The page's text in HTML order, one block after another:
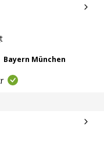
Bayern München